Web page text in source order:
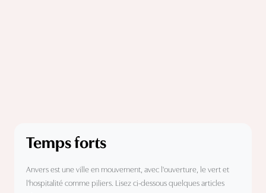
Temps forts
Anvers est une ville en mouvement, avec l'ouverture, le vert et
l'hospitalité comme piliers. Lisez ci-dessous quelques articles